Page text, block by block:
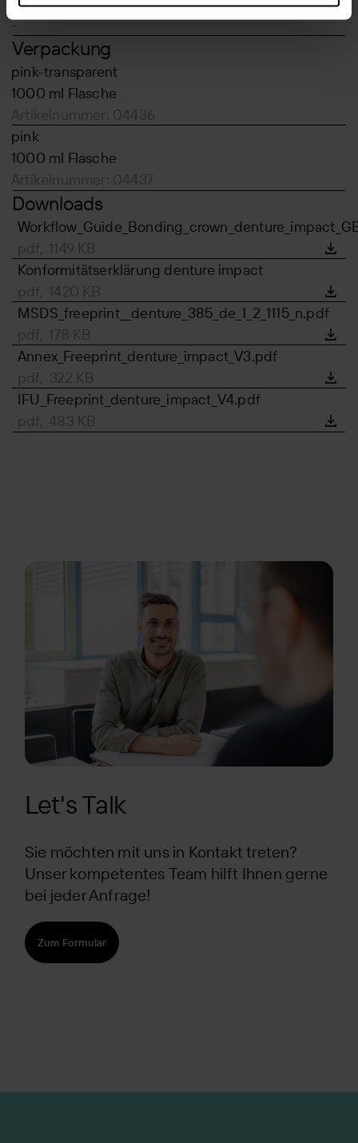
-
Verpackung
pink-transparent
1000 ml Flasche
Artikelnummer: 04436
pink
1000 ml Flasche
Artikelnummer: 04437
Downloads
pdf, 1149 KB
Konformitätserklärung denture impact
pdf, 1420 KB
MSDS_freeprint__denture_385_de_1_2_1115_n.pdf
pdf, 178 KB
Annex_Freeprint_denture_impact_V3.pdf
pdf, 322 KB
IFU_Freeprint_denture_impact_V4.pdf
pdf, 483 KB
Let's Talk
Sie möchten mit uns in Kontakt treten?
Unser kompetentes Team hilft Ihnen gerne
bei jeder Anfrage!
Zum Formular